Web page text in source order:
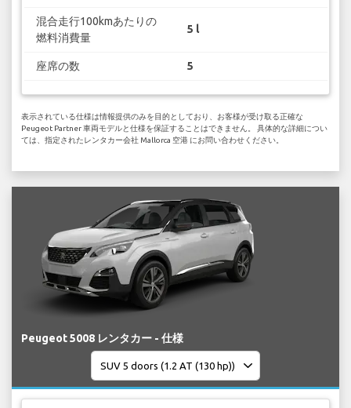
混合走行100kmあたりの
燃料消費量
5 l
座席の数 5
表示されている仕様は情報提供のみを目的としており、お客様が受け取る正確な
Peugeot Partner 車両モデルと仕様を保証することはできません。 具体的な詳細につい
ては、指定されたレンタカー会社 Mallorca 空港 にお問い合わせください。
Peugeot 5008 レンタカー - 仕様